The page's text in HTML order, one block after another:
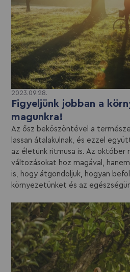
2023.09.28.
Figyeljünk jobban a
magunkra!
Az ősz beköszöntével a
lassan átalakulnak, és ezzel
az életünk ritmusa is. Az október
változásokat hoz magával,
is, hogy átgondoljuk, hogyan
környezetünket és az